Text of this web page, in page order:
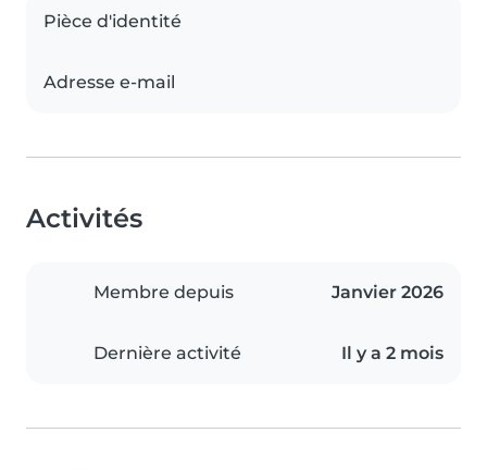
Pièce d'identité
Adresse e-mail
Activités
Membre depuis Janvier 2026
Dernière activité Il y a 2 mois